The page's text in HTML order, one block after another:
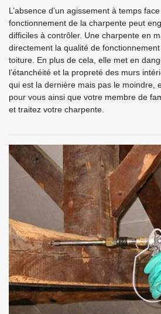
L’absence d’un agissement à temps
fonctionnement de la charpente peut
difficiles à contrôler. Une charpente en
directement la qualité de fonctionnement
toiture. En plus de cela, elle met en
l’étanchéité et la propreté des murs
qui est la dernière mais pas le moindre,
pour vous ainsi que votre membre de
et traitez votre charpente.